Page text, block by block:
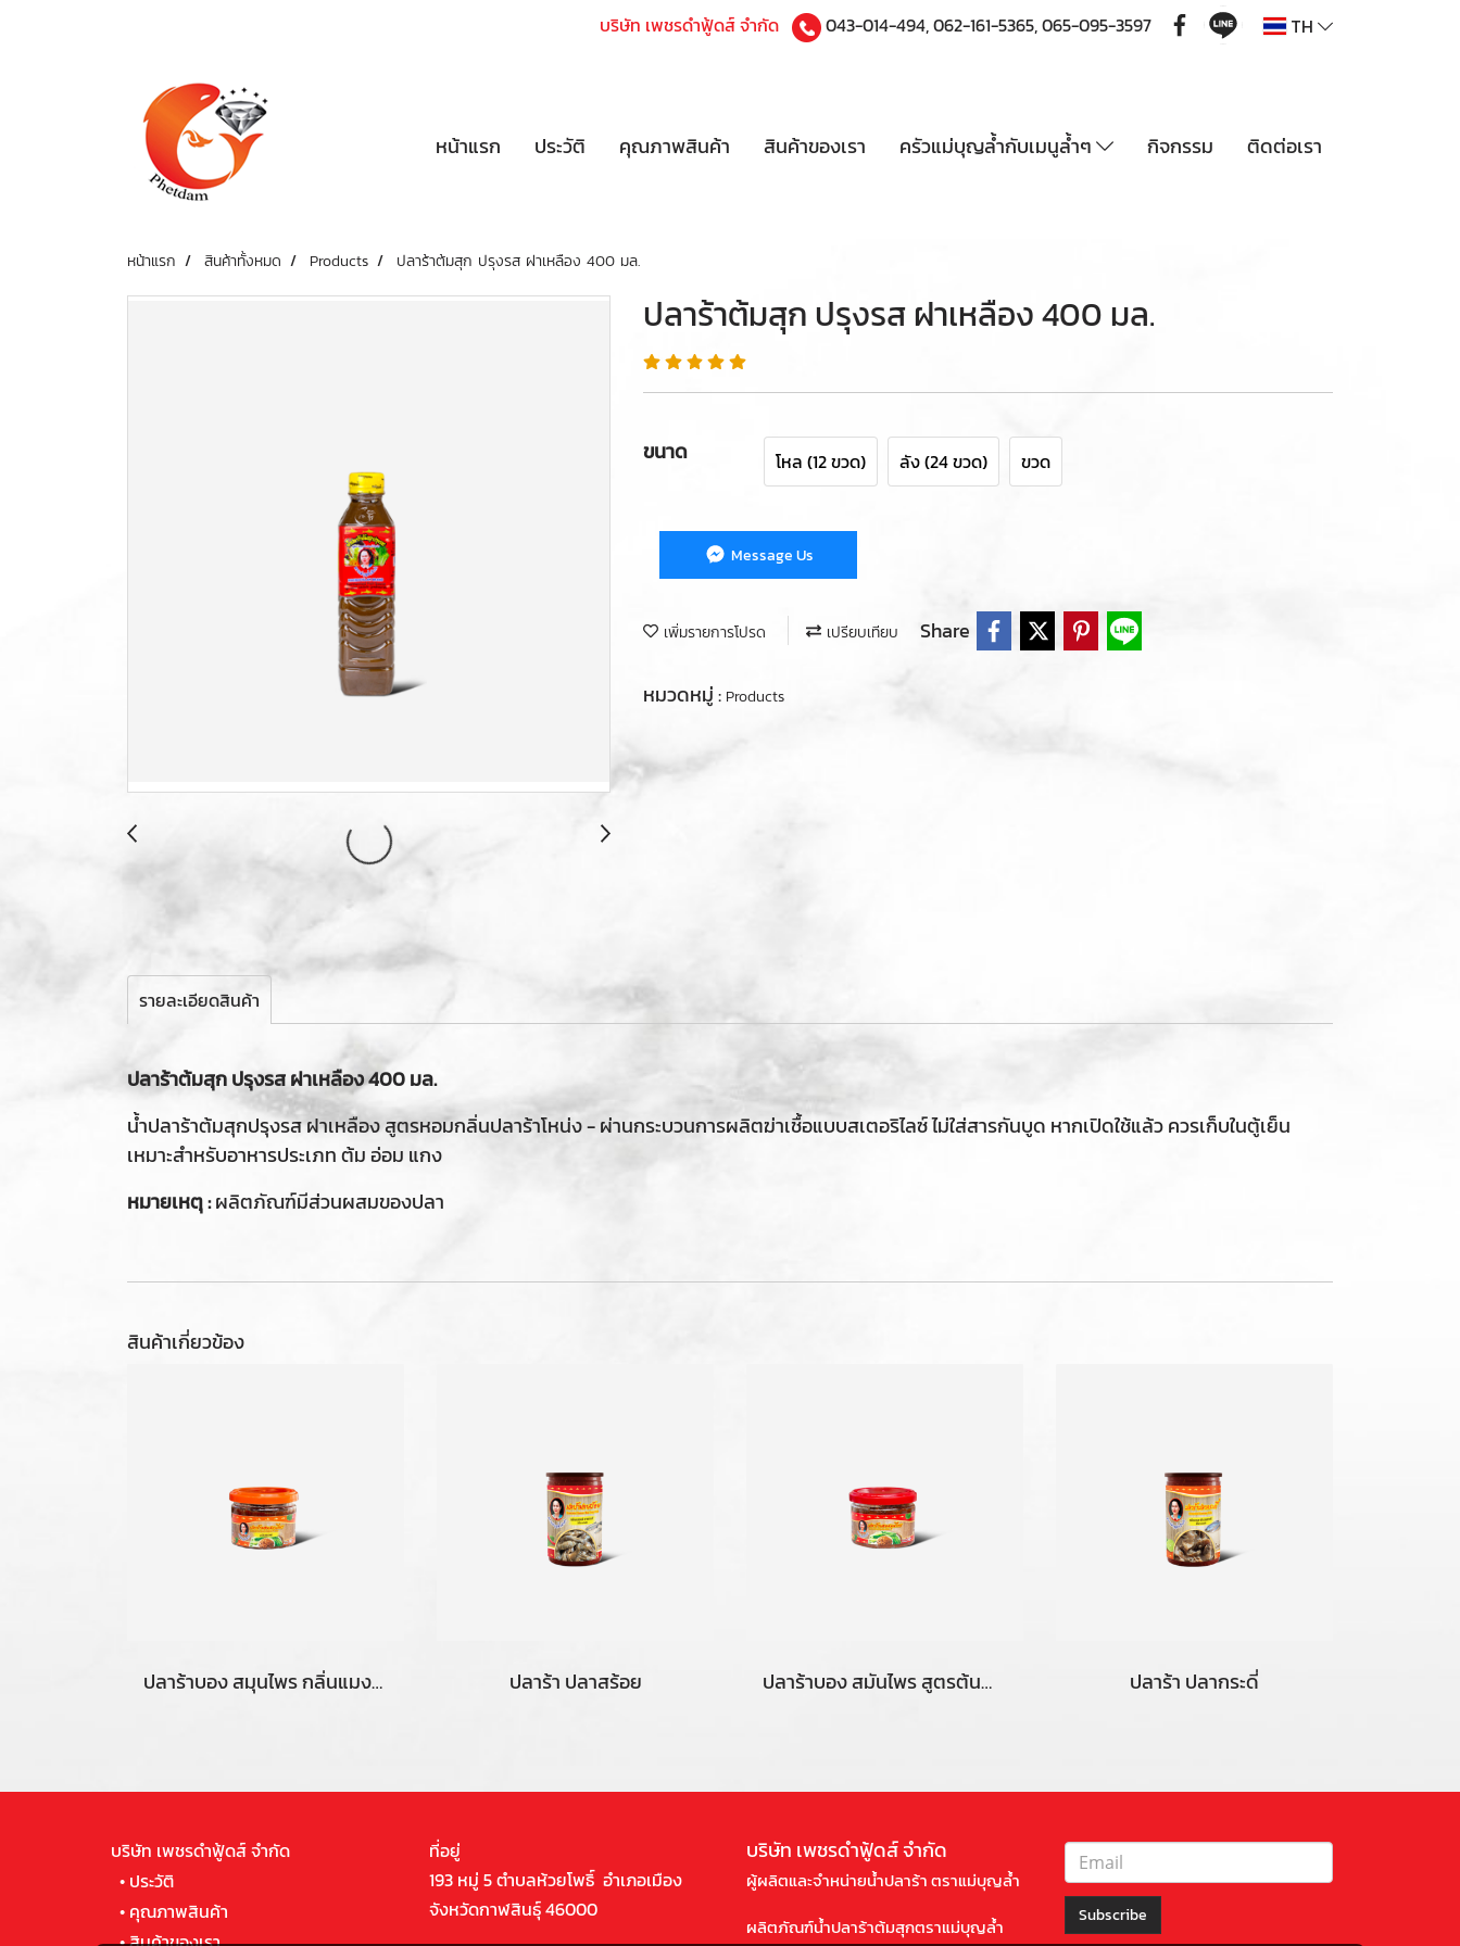
บริษัท เพชรดำฟู้ดส์ จำกัด 043-014-494,062-161-5365,065-095-3597 TH
หน้าแรก ประวัติ คุณภาพสินค้า สินค้าของเรา ครัวแม่บุญล้ำกับเมนูล้ำๆ กิจกรรม ติดต่อเรา
หน้าแรก สินค้าทั้งหมด Products ปลาร้าต้มสุก ปรุงรส ฝาเหลือง 400 มล.
ปลาร้าต้มสุก ปรุงรส ฝาเหลือง 400 มล.
ขนาด โหล (12 ขวด) ลัง (24 ขวด) ขวด
Message Us
เพิ่มรายการโปรด เปรียบเทียบ Share
หมวดหมู่ : Products
รายละเอียดสินค้า
ปลาร้าต้มสุก ปรุงรส ฝาเหลือง 400 มล.
น้ำปลาร้าต้มสุกปรุงรส ฝาเหลือง สูตรหอมกลิ่นปลาร้าโหน่ง - ผ่านกระบวนการผลิตฆ่าเชื้อแบบสเตอริไลซ์ ไม่ใส่สารกันบูด หากเปิดใช้แล้ว ควรเก็บในตู้เย็น
เหมาะสำหรับอาหารประเภท ต้ม อ่อม แกง
หมายเหตุ :ผลิตภัณฑ์มีส่วนผสมของปลา
สินค้าเกี่ยวข้อง
ปลาร้าบอง สมุนไพร กลิ่นแมงดา ปลาร้า ปลาสร้อย ปลาร้าบอง สมันไพร สูตรต้นตำรับ ปลาร้า ปลากระดี่
บริษัท เพชรดำฟู้ดส์ จำกัด
• ประวัติ
• คุณภาพสินค้า
ที่อยู่
193 หมู่ 5 ตำบลห้วยโพธิ์ อำเภอเมือง
จังหวัดกาฬสินธุ์ 46000
บริษัท เพชรดำฟู้ดส์ จำกัด
ผู้ผลิตและจำหน่ายน้ำปลาร้า ตราแม่บุญล้ำ
ผลิตภัณฑ์น้ำปลาร้าต้มสุกตราแม่บุญล้ำ
Subscribe